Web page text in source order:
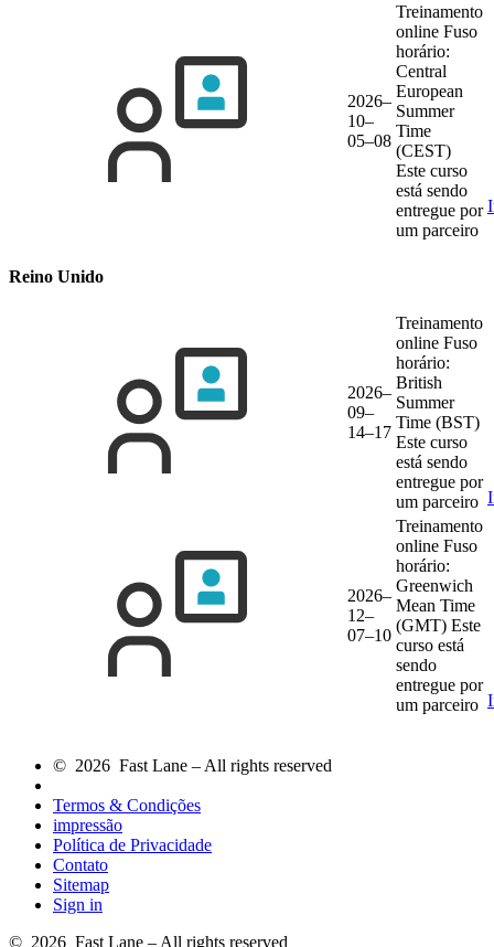
2026–
10–
05–08
Treinamento
online Fuso
horário:
Central
European
Summer
Time
(CEST)
Este curso
está sendo
entregue por
um parceiro
Reino Unido
2026–
09–
14–17
Treinamento
online Fuso
horário:
British
Summer
Time (BST)
Este curso
está sendo
entregue por
um parceiro
2026–
12–
07–10
Treinamento
online Fuso
horário:
Greenwich
Mean Time
(GMT) Este
curso está
sendo
entregue por
um parceiro
© 2026 Fast Lane – All rights reserved
Termos & Condições
impressão
Política de Privacidade
Contato
Sitemap
Sign in
© 2026 Fast Lane – All rights reserved